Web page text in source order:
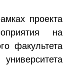
проекта
на
факультета